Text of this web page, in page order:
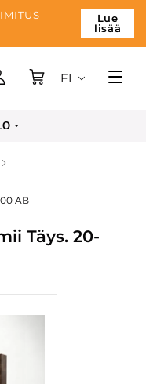
Lue
lisää
FI
AB
Täys. 20-